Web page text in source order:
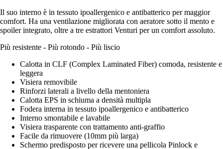
Il suo interno è in tessuto ipoallergenico e antibatterico per maggior
comfort. Ha una ventilazione migliorata con aeratore sotto il mento e
spoiler integrato, oltre a tre estrattori Venturi per un comfort assoluto.
Più resistente - Più rotondo - Più liscio
Calotta in CLF (Complex Laminated Fiber) comoda, resistente e
leggera
Visiera removibile
Rinforzi laterali a livello della mentoniera
Calotta EPS in schiuma a densità multipla
Fodera interna in tessuto ipoallergenico e antibatterico
Interno smontabile e lavabile
Visiera trasparente con trattamento anti-graffio
Facile da rimuovere (10mm più larga)
Schermo predisposto per ricevere una pellicola Pinlock e